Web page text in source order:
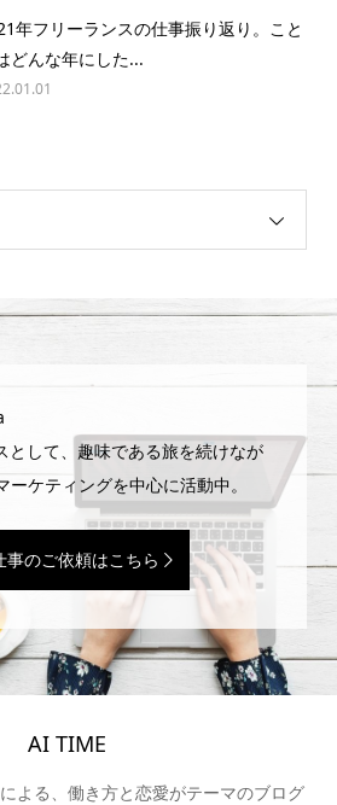
年フリーランスの仕事振り返り。こと
どんな年にした...
として、趣味である旅を続けなが
ーケティングを中心に活動中。
事のご依頼はこちら
AI TIME
よる、働き方と恋愛がテーマのブログ